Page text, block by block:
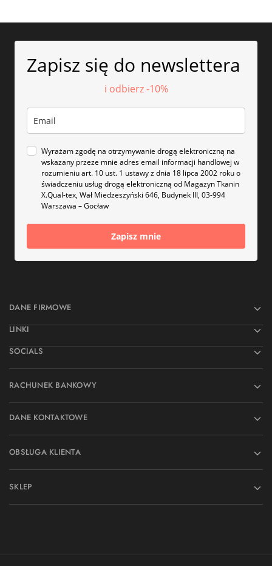
Zapisz się do newslettera
i odbierz -10%
Wyrażam zgodę na otrzymywanie drogą elektroniczną na
wskazany przeze mnie adres email informacji handlowej w
rozumieniu art. 10 ust. 1 ustawy z dnia 18 lipca 2002 roku o
świadczeniu usług drogą elektroniczną od Magazyn Tkanin
X.Qual-tex, Wał Miedzeszyński 646, Budynek III, 03-994
Warszawa – Gocław
Zapisz mnie
DANE FIRMOWE
LINKI
SOCIALS
RACHUNEK BANKOWY
DANE KONTAKTOWE
OBSŁUGA KLIENTA
SKLEP